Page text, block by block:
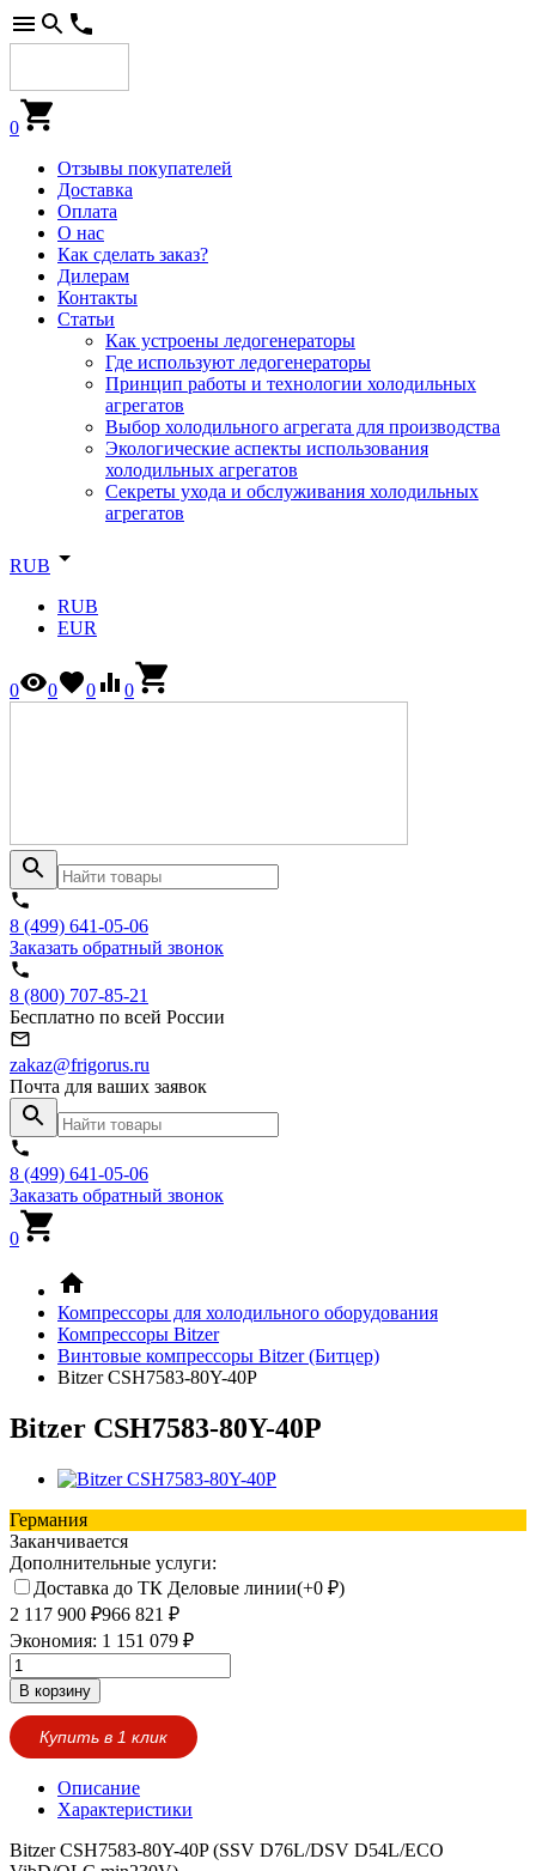
0
Отзывы покупателей
Доставка
Оплата
О нас
Как сделать заказ?
Дилерам
Контакты
Статьи
Как устроены ледогенераторы
Где используют ледогенераторы
Принцип работы и технологии холодильных
агрегатов
Выбор холодильного агрегата для производства
Экологические аспекты использования
холодильных агрегатов
Секреты ухода и обслуживания холодильных
агрегатов
RUB
RUB
EUR
0 0 0 0
8 (499) 641-05-06
Заказать обратный звонок
8 (800) 707-85-21
Бесплатно по всей России
zakaz@frigorus.ru
Почта для ваших заявок
8 (499) 641-05-06
Заказать обратный звонок
0
Компрессоры для холодильного оборудования
Компрессоры Bitzer
Винтовые компрессоры Bitzer (Битцер)
Bitzer CSH7583-80Y-40P
Bitzer CSH7583-80Y-40P
Германия
Заканчивается
Дополнительные услуги:
Доставка до ТК Деловые линии(+0 ₽)
2 117 900 ₽966 821 ₽
Экономия: 1 151 079 ₽
В корзину
Купить в 1 клик
Описание
Характеристики
Bitzer CSH7583-80Y-40P (SSV D76L/DSV D54L/ECO